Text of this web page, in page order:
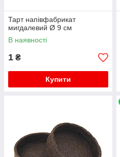
Тарт напівфабрикат
мигдалевий Ø 9 см
В наявності
1 ₴
Купити